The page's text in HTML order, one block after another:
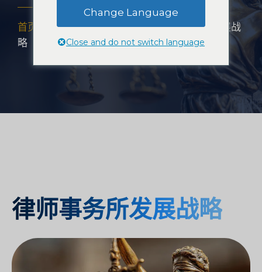
首页 解决方案-法律市场研究-律师事务所发展战
略
律师事务所发展战略
Change Language
Close and do not switch language